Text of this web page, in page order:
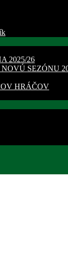
2025/26
SEZÓNU
HRÁČOV